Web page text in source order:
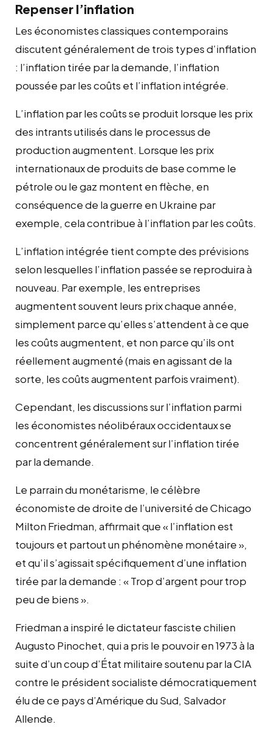
Repenser l’inflation
Les économistes classiques contemporains
discutent généralement de trois types d’inflation
: l’inflation tirée par la demande, l’inflation
poussée par les coûts et l’inflation intégrée.
L’inflation par les coûts se produit lorsque les prix
des intrants utilisés dans le processus de
production augmentent. Lorsque les prix
internationaux de produits de base comme le
pétrole ou le gaz montent en flèche, en
conséquence de la guerre en Ukraine par
exemple, cela contribue à l’inflation par les coûts.
L’inflation intégrée tient compte des prévisions
selon lesquelles l’inflation passée se reproduira à
nouveau. Par exemple, les entreprises
augmentent souvent leurs prix chaque année,
simplement parce qu’elles s’attendent à ce que
les coûts augmentent, et non parce qu’ils ont
réellement augmenté (mais en agissant de la
sorte, les coûts augmentent parfois vraiment).
Cependant, les discussions sur l’inflation parmi
les économistes néolibéraux occidentaux se
concentrent généralement sur l’inflation tirée
par la demande.
Le parrain du monétarisme, le célèbre
économiste de droite de l’université de Chicago
Milton Friedman, affirmait que « l’inflation est
toujours et partout un phénomène monétaire »,
et qu’il s’agissait spécifiquement d’une inflation
tirée par la demande : « Trop d’argent pour trop
peu de biens ».
Friedman a inspiré le dictateur fasciste chilien
Augusto Pinochet, qui a pris le pouvoir en 1973 à la
suite d’un coup d’État militaire soutenu par la CIA
contre le président socialiste démocratiquement
élu de ce pays d’Amérique du Sud, Salvador
Allende.